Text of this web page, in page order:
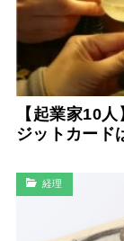
【起業家10
ジットカード
経理